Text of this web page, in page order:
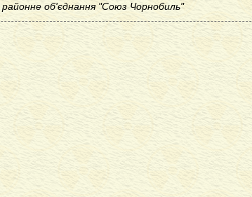
районне об'єднання "Союз Чорнобиль"